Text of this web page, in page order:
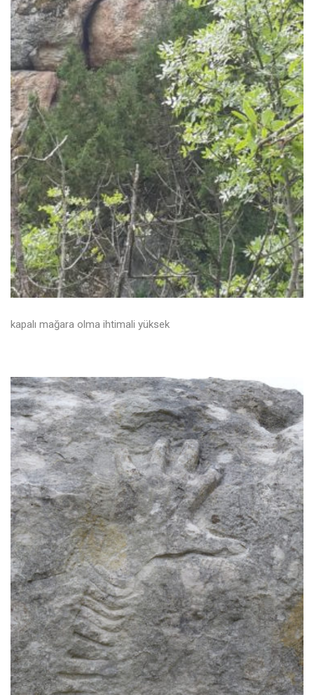
kapalı mağara olma ihtimali yüksek